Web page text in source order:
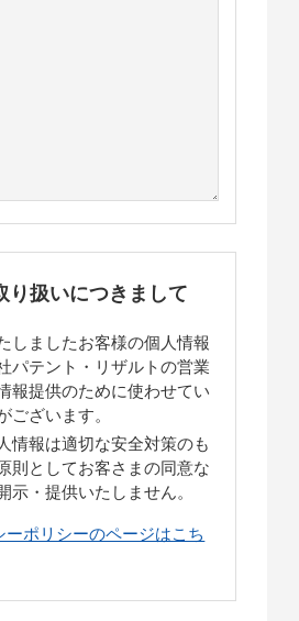
り扱いにつきまして
しましたお客様の個人情報
パテント・リザルトの営業
報提供のために使わせてい
ございます。
情報は適切な安全対策のも
則としてお客さまの同意な
示・提供いたしません。
ーポリシーのページはこち